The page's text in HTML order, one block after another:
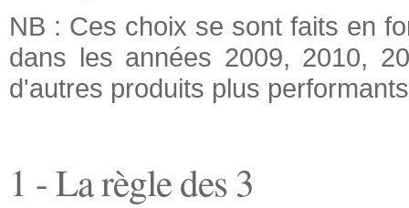
NB : Ces choix se sont faits en
dans les années 2009, 2010,
d'autres produits plus
1 - La règle des 3